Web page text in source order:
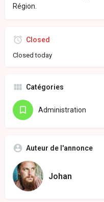
Région.
Closed
Closed today
Catégories
Administration
Auteur de l'annonce
Johan